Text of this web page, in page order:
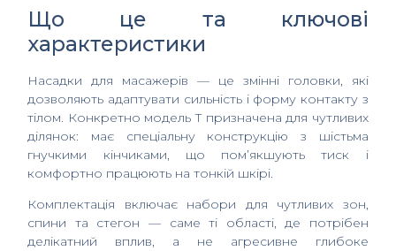
Що це та ключові
характеристики
Насадки для масажерів — це змінні головки, які
дозволяють адаптувати сильність і форму контакту з
тілом. Конкретно модель T призначена для чутливих
ділянок: має спеціальну конструкцію з шістьма
гнучкими кінчиками, що пом’якшують тиск і
комфортно працюють на тонкій шкірі.
Комплектація включає набори для чутливих зон,
спини та стегон — саме ті області, де потрібен
делікатний вплив, а не агресивне глибоке